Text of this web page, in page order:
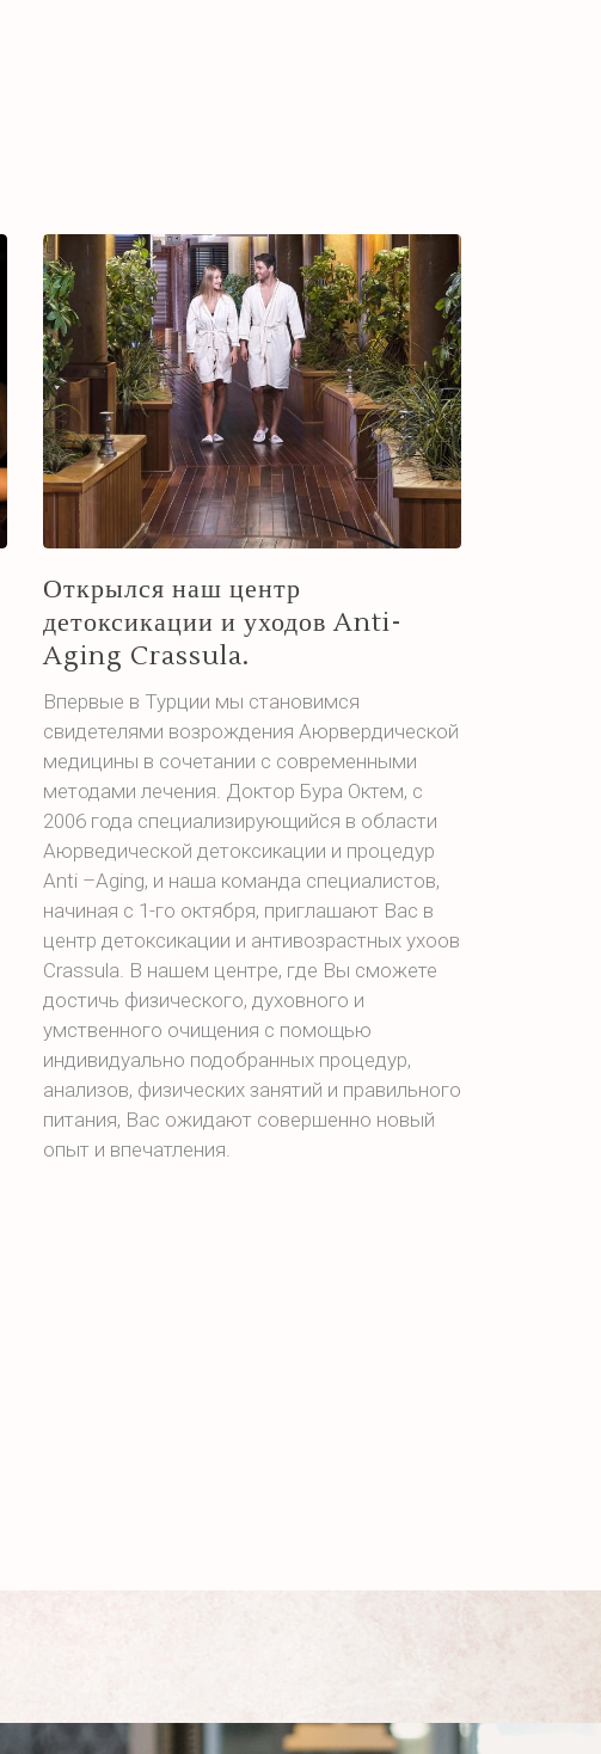
Открылся наш центр
детоксикации и уходов Anti-
Aging Crassula.
Впервые в Турции мы становимся
свидетелями возрождения Аюрвердической
медицины в сочетании с современными
методами лечения. Доктор Бура Октем, с
2006 года специализирующийся в области
Аюрведической детоксикации и процедур
Anti –Aging, и наша команда специалистов,
начиная с 1-го октября, приглашают Вас в
центр детоксикации и антивозрастных ухоов
Crassula. В нашем центре, где Вы сможете
достичь физического, духовного и
умственного очищения с помощью
индивидуально подобранных процедур,
анализов, физических занятий и правильного
питания, Вас ожидают совершенно новый
опыт и впечатления.